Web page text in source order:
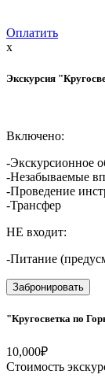
Оплатить
x
Экскурсия
Включено:
-Экскурсионное
-Незабываемые
-Проведение
-Трансфер
НЕ входит:
-Питание
Забронировать
"Кругосветка по
10,000₽
Стоимость